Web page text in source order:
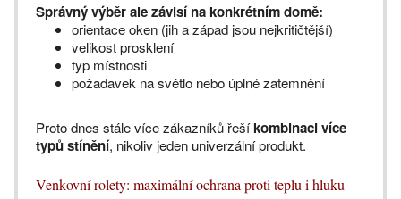
Správný výběr ale závisí na konkrétním domě:
orientace oken (jih a západ jsou nejkritičtější)
velikost prosklení
typ místnosti
požadavek na světlo nebo úplné zatemnění
Proto dnes stále více zákazníků řešíkombinaci více
typů stínění, nikoliv jeden univerzální produkt.
Venkovní rolety: maximální ochrana proti teplu i hluku